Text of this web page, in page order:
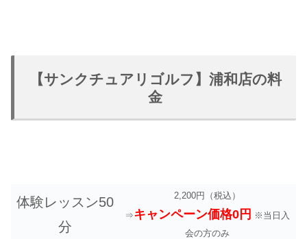
【サンクチュアリゴルフ】浦和店の料
金
体験レッスン50
分
2,200円（税込）
⇒キャンペーン価格0円 ※当日入
会の方のみ